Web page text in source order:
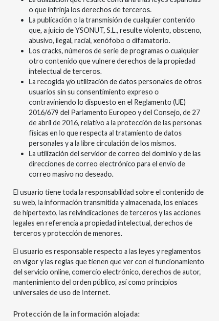
o que infrinja los derechos de terceros.
La publicación o la transmisión de cualquier contenido
que, a juicio de YSONUT, S.L., resulte violento, obsceno,
abusivo, ilegal, racial, xenófobo o difamatorio.
Los cracks, números de serie de programas o cualquier
otro contenido que vulnere derechos de la propiedad
intelectual de terceros.
La recogida y/o utilización de datos personales de otros
usuarios sin su consentimiento expreso o
contraviniendo lo dispuesto en el Reglamento (UE)
2016/679 del Parlamento Europeo y del Consejo, de 27
de abril de 2016, relativo a la protección de las personas
físicas en lo que respecta al tratamiento de datos
personales y a la libre circulación de los mismos.
La utilización del servidor de correo del dominio y de las
direcciones de correo electrónico para el envío de
correo masivo no deseado.
El usuario tiene toda la responsabilidad sobre el contenido de
su web, la información transmitida y almacenada, los enlaces
de hipertexto, las reivindicaciones de terceros y las acciones
legales en referencia a propiedad intelectual, derechos de
terceros y protección de menores.
El usuario es responsable respecto a las leyes y reglamentos
en vigor y las reglas que tienen que ver con el funcionamiento
del servicio online, comercio electrónico, derechos de autor,
mantenimiento del orden público, así como principios
universales de uso de Internet.
Protección de la información alojada: